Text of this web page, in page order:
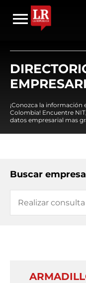
¡Conozca la información
Colombia! Encuentre
datos empresarial mas
Buscar empresa